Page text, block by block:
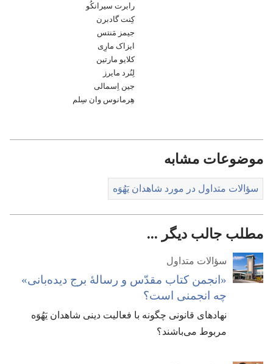
رابرت سیرانکُو
کِنت گادبرن
جیمز مَنتس
ایزاک مارِی
کلایو مارتین
لِنُرد مایرز
جین اِسمالی
هِرمانوس وان سِلم
موضوعات مشابه
سؤالات متداول در مورد شاهدان یَهُوَه
مطلب جالب دیگر ...
سؤالات متداول
‏«انجمن کتاب مقدّس و رسالهٔ برج دیده‌بانی»
چه انجمنی است؟‏
نهادهای قانونی چگونه با فعالیت دینی شاهدان یَهُوَه
مربوط می‌باشند؟‏